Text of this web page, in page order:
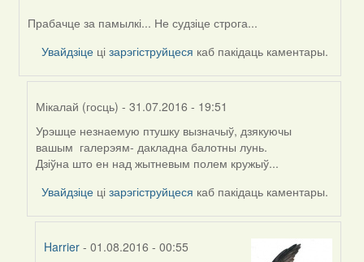
Прабачце за памылкі... Не судзіце строга...
Увайдзіце цізарэгіструйцеся каб пакідаць каментары.
Мікалай (госць) - 31.07.2016 - 19:51
In
reply
to
by
Мікалай
(госць)
Урэшце незнаемую птушку вызначыў, дзякуючы
вашым галерэям- дакладна балотны лунь.
Дзіўна што ен над жытневым полем кружыў...
Увайдзіце цізарэгіструйцеся каб пакідаць каментары.
Harrier- 01.08.2016 - 00:55